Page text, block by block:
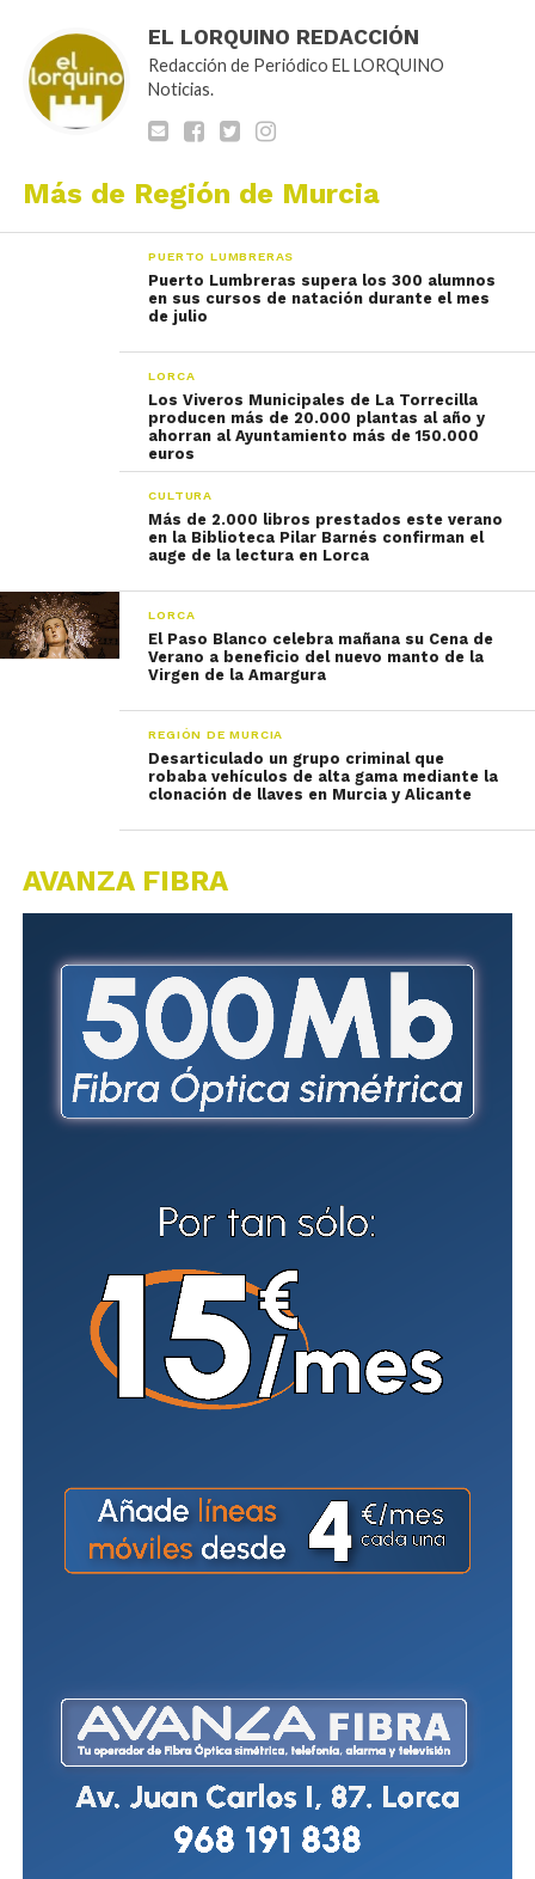
EL LORQUINO REDACCIÓN
Redacción de Periódico EL LORQUINO
Noticias.
Más de Región de Murcia
PUERTO LUMBRERAS
Puerto Lumbreras supera los 300 alumnos
en sus cursos de natación durante el mes
de julio
LORCA
Los Viveros Municipales de La Torrecilla
producen más de 20.000 plantas al año y
ahorran al Ayuntamiento más de 150.000
euros
CULTURA
Más de 2.000 libros prestados este verano
en la Biblioteca Pilar Barnés confirman el
auge de la lectura en Lorca
LORCA
El Paso Blanco celebra mañana su Cena de
Verano a beneficio del nuevo manto de la
Virgen de la Amargura
REGIÓN DE MURCIA
Desarticulado un grupo criminal que
robaba vehículos de alta gama mediante la
clonación de llaves en Murcia y Alicante
AVANZA FIBRA